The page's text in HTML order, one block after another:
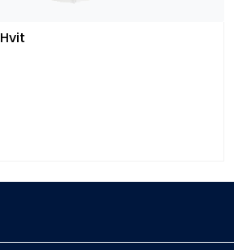
Rensetrakt Løvis Hvit